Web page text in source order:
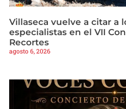
Villaseca vuelve a citar a
especialistas en el VII
Recortes
agosto 6, 2026